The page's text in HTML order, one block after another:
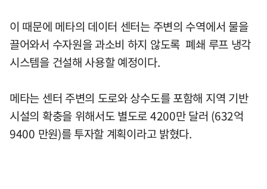
이 때문에 메타의 데이터 센터는 주변의 수역에서 물을
끌어와서 수자원을 과소비 하지 않도록 폐쇄 루프 냉각
시스템을 건설해 사용할 예정이다.
메타는 센터 주변의 도로와 상수도를 포함해 지역 기반
시설의 확충을 위해서도 별도로 4200만 달러 (632억
9400 만원)를 투자할 계획이라고 밝혔다.